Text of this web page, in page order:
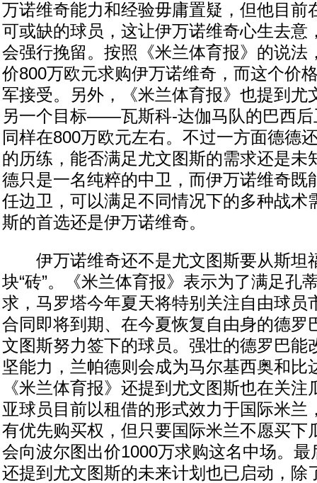
万诺维奇能力和经验毋庸置疑，但他目前
可或缺的球员，这让伊万诺维奇心生去意
会强行挽留。按照《米兰体育报》的说法
价800万欧元求购伊万诺维奇，而这个价
军接受。另外，《米兰体育报》也提到尤
另一个目标——瓦斯科-达伽马队的巴西后
同样在800万欧元左右。不过一方面德德
的历练，能否满足尤文图斯的需求还是未
德只是一名纯粹的中卫，而伊万诺维奇既
任边卫，可以满足不同情况下的多种战术
斯的首选还是伊万诺维奇。
伊万诺维奇还不是尤文图斯要从斯坦
块“砖”。《米兰体育报》表示为了满足孔
求，马罗塔今年夏天将特别关注自由球员
合同即将到期、在今夏恢复自由身的德罗
文图斯努力签下的球员。强壮的德罗巴能
坚能力，兰帕德则会成为马尔基西奥和比
《米兰体育报》还提到尤文图斯也在关注
亚球员目前以租借的形式效力于国际米兰
有优先购买权，但只要国际米兰不愿买下
会向波尔图出价1000万求购这名中场。
还提到尤文图斯的未来计划也已启动，除